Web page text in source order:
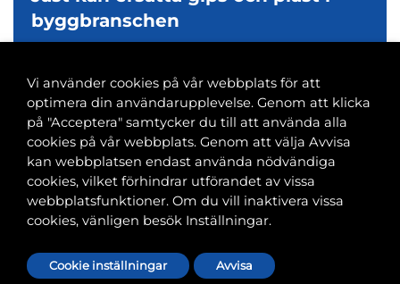
byggbranschen
Banvaktsgatan 2A, 00520 Helsingfors
040 585 2586
kansli@tfif.fi
Vi använder cookies på vår webbplats för att
optimera din användarupplevelse. Genom att klicka
på "Acceptera" samtycker du till att använda alla
cookies på vår webbplats. Genom att välja Avvisa
kan webbplatsen endast använda nödvändiga
cookies, vilket förhindrar utförandet av vissa
webbplatsfunktioner. Om du vill inaktivera vissa
cookies, vänligen besök Inställningar.
Cookie inställningar Avvisa